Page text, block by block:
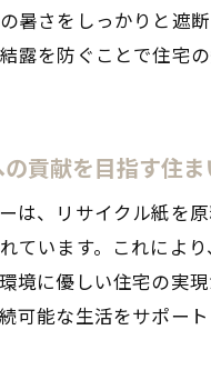
暑さをしっかりと遮
露を防ぐことで住宅
貢献を目指す住ま
は、リサイクル紙を
ています。これによ
境に優しい住宅の実
可能な生活をサポート